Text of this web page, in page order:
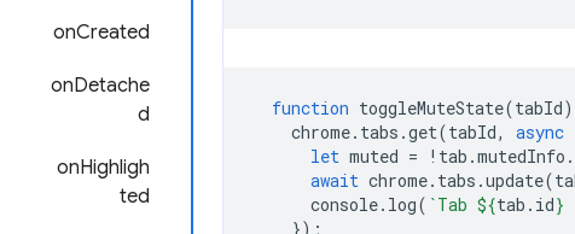
onCreated
onDetache
d
onHighligh
ted
function toggleMuteState(tabId)
chrome. tabs .get(tabId, async
let muted = ! tab .mutedInfo .
await chrome. tabs .update(
console. log( `Tab ${tab . id}
});